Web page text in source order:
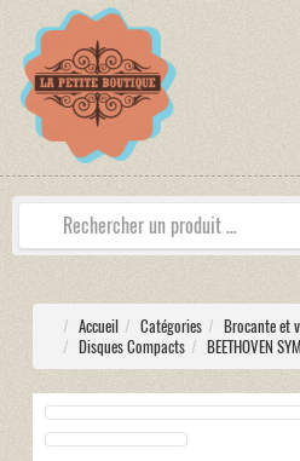
Accueil Catégories Brocante et
Disques Compacts
BEETHOVEN